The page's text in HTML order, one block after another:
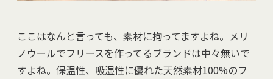
ここはなんと言っても、素材に拘ってますよね。メリ
ノウールでフリースを作ってるブランドは中々無いで
すよね。保温性、吸湿性に優れた天然素材100%のフ